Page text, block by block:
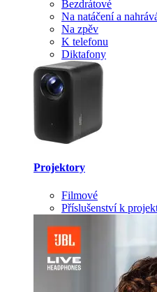
Bezdrátové
Na natáčení a
Na zpěv
K telefonu
Diktafony
Projektory
Filmové
Příslušenství k